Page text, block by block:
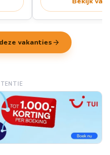
vakanties arrow_forward